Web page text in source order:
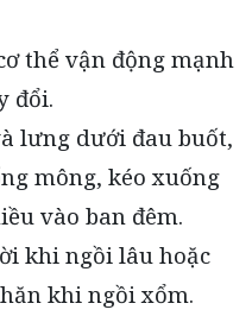
thể vận động mạnh
đổi.
lưng dưới đau buốt,
mông, kéo xuống
vào ban đêm.
khi ngồi lâu hoặc
khi ngồi xổm.